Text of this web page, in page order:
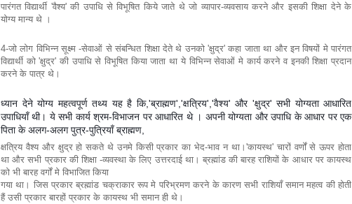
पारंगत विद्यार्थी 'वैश्य' की उपाधि से विभूषित किये जाते थे जो व्यापार-व्यवसाय करने और इसकी शिक्षा देने के
योग्य मान्य थे ।
4-जो लोग विभिन्न सूक्ष्म -सेवाओं से संबन्धित शिक्षा देते थे उनको 'क्षुद्र' कहा जाता था और इन विषयों मे पारंगत
विद्यार्थी को 'क्षुद्र' की उपाधि से विभूषित किया जाता था ये विभिन्न सेवाओं मे कार्य करने व इनकी शिक्षा प्रदान
करने के पात्र थे।
ध्यान देने योग्य महत्वपूर्ण तथ्य यह है कि,'ब्राह्मण','क्षत्रिय','वैश्य' और 'क्षुद्र' सभी योग्यता आधारित
उपाधियाँ थी। ये सभी कार्य श्रम-विभाजन पर आधारित थे । अपनी योग्यता और उपाधि के आधार पर एक
पिता के अलग-अलग पुत्र-पुत्रियाँ ब्राह्मण,
क्षत्रिय वैश्य और क्षुद्र हो सकते थे उनमे किसी प्रकार का भेद-भाव न था।'कायस्थ' चारों वर्णों से ऊपर होता
था और सभी प्रकार की शिक्षा -व्यवस्था के लिए उत्तरदाई था। ब्रह्मांड की बारह राशियों के आधार पर कायस्थ
को भी बारह वर्गों मे विभाजित किया
गया था। जिस प्रकार ब्रह्मांड चक्राकार रूप मे परिभ्रमण करने के कारण सभी राशियाँ समान महत्व की होती
हैं उसी प्रकार बारहों प्रकार के कायस्थ भी समान ही थे।